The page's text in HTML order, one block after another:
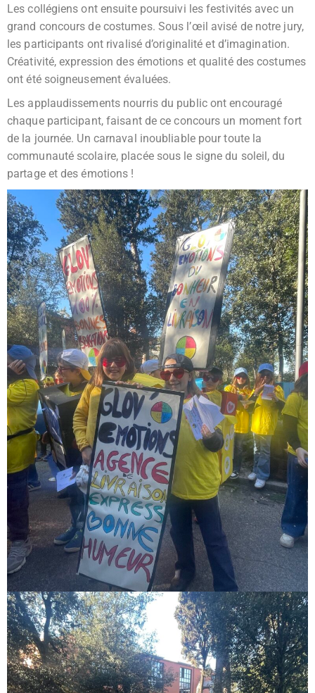
Les collégiens ont ensuite poursuivi les festivités avec un
grand concours de costumes. Sous l’œil avisé de notre jury,
les participants ont rivalisé d’originalité et d’imagination.
Créativité, expression des émotions et qualité des costumes
ont été soigneusement évaluées.
Les applaudissements nourris du public ont encouragé
chaque participant, faisant de ce concours un moment fort
de la journée. Un carnaval inoubliable pour toute la
communauté scolaire, placée sous le signe du soleil, du
partage et des émotions !